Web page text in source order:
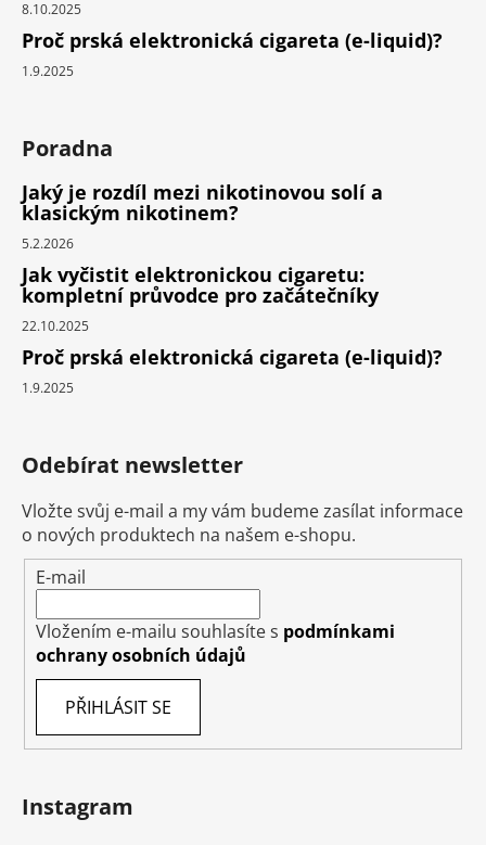
8.10.2025
Proč prská elektronická cigareta (e-liquid)?
1.9.2025
Poradna
Jaký je rozdíl mezi nikotinovou solí a
klasickým nikotinem?
5.2.2026
Jak vyčistit elektronickou cigaretu:
kompletní průvodce pro začátečníky
22.10.2025
Proč prská elektronická cigareta (e-liquid)?
1.9.2025
Odebírat newsletter
Vložte svůj e-mail a my vám budeme zasílat informace
o nových produktech na našem e-shopu.
E-mail
Vložením e-mailu souhlasíte s podmínkami
ochrany osobních údajů
PŘIHLÁSIT SE
Instagram